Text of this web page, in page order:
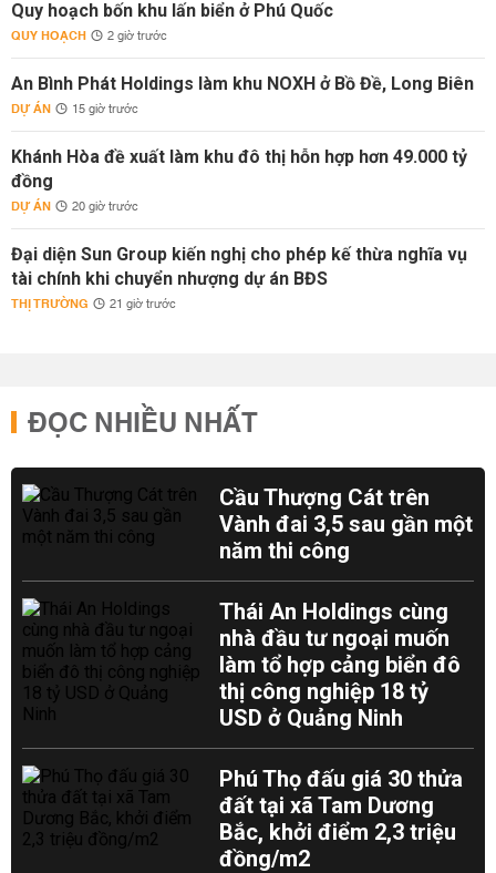
Quy hoạch bốn khu lấn biển ở Phú Quốc
QUY HOẠCH 2 giờ trước
An Bình Phát Holdings làm khu NOXH ở Bồ Đề, Long Biên
DỰ ÁN 15 giờ trước
Khánh Hòa đề xuất làm khu đô thị hỗn hợp hơn 49.000 tỷ
đồng
DỰ ÁN 20 giờ trước
Đại diện Sun Group kiến nghị cho phép kế thừa nghĩa vụ
tài chính khi chuyển nhượng dự án BĐS
THỊ TRƯỜNG 21 giờ trước
ĐỌC NHIỀU NHẤT
Cầu Thượng Cát trên
Vành đai 3,5 sau gần một
năm thi công
Thái An Holdings cùng
nhà đầu tư ngoại muốn
làm tổ hợp cảng biển đô
thị công nghiệp 18 tỷ
USD ở Quảng Ninh
Phú Thọ đấu giá 30 thửa
đất tại xã Tam Dương
Bắc, khởi điểm 2,3 triệu
đồng/m2